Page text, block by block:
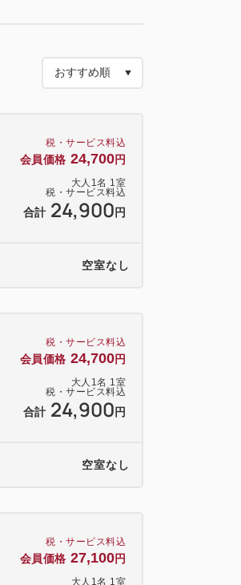
なし
泊1000円
税・サービス料込
会員価格 24,700円
大人 1名 1室
税・サービス料込
合計 24,900 円
空室なし
税・サービス料込
会員価格 24,700円
大人 1名 1室
税・サービス料込
合計 24,900 円
空室なし
税・サービス料込
会員価格 27,100円
大人 1名 1室